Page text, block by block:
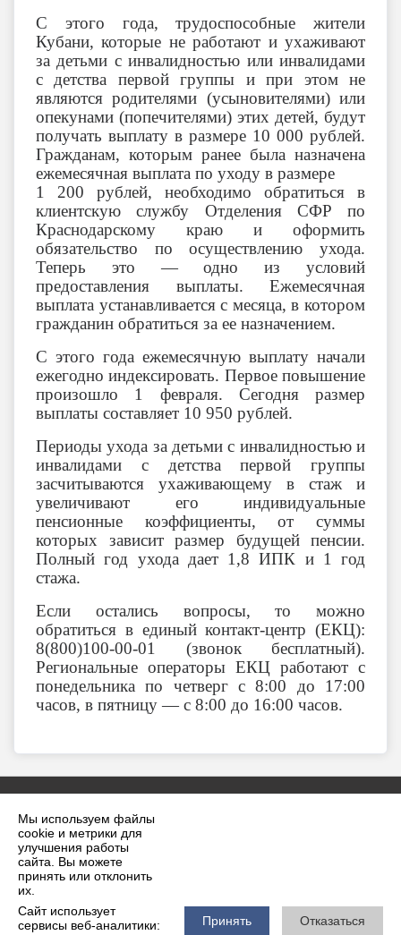
Мы используем файлы
cookie и метрики для
улучшения работы
сайта. Вы можете
принять или отклонить
их.
Сайт использует
сервисы веб-аналитики:
Принять Отказаться
С этого года, трудоспособные жители
Кубани, которые не работают и ухаживают
за детьми с инвалидностью или инвалидами
с детства первой группы и при этом не
являются родителями (усыновителями) или
опекунами (попечителями) этих детей, будут
получать выплату в размере 10 000 рублей.
Гражданам, которым ранее была назначена
ежемесячная выплата по уходу в размере
1 200 рублей, необходимо обратиться в
клиентскую службу Отделения СФР по
Краснодарскому краю и оформить
обязательство по осуществлению ухода.
Теперь это — одно из условий
предоставления выплаты. Ежемесячная
выплата устанавливается с месяца, в котором
гражданин обратиться за ее назначением.
С этого года ежемесячную выплату начали
ежегодно индексировать. Первое повышение
произошло 1 февраля. Сегодня размер
выплаты составляет 10 950 рублей.
Периоды ухода за детьми с инвалидностью и
инвалидами с детства первой группы
засчитываются ухаживающему в стаж и
увеличивают его индивидуальные
пенсионные коэффициенты, от суммы
которых зависит размер будущей пенсии.
Полный год ухода дает 1,8 ИПК и 1 год
стажа.
Если остались вопросы, то можно
обратиться в единый контакт-центр (ЕКЦ):
8(800)100-00-01 (звонок бесплатный).
Региональные операторы ЕКЦ работают с
понедельника по четверг с 8:00 до 17:00
часов, в пятницу — с 8:00 до 16:00 часов.
2026 г. krilovskaya.ru
Вход
Карта сайта
Политика обработки персональных данных